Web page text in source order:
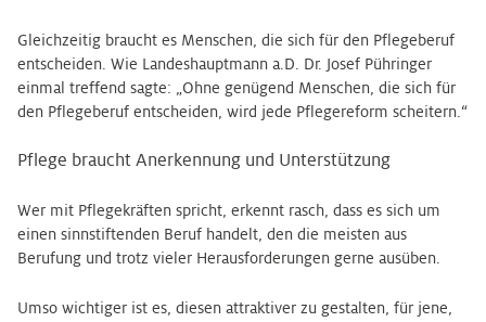
Gleichzeitig braucht es Menschen, die sich für den Pflegeberuf
entscheiden. Wie Landeshauptmann a.D. Dr. Josef Pühringer
einmal treffend sagte: „Ohne genügend Menschen, die sich für
den Pflegeberuf entscheiden, wird jede Pflegereform scheitern.“
Pflege braucht Anerkennung und Unterstützung
Wer mit Pflegekräften spricht, erkennt rasch, dass es sich um
einen sinnstiftenden Beruf handelt, den die meisten aus
Berufung und trotz vieler Herausforderungen gerne ausüben.
Umso wichtiger ist es, diesen attraktiver zu gestalten, für jene,